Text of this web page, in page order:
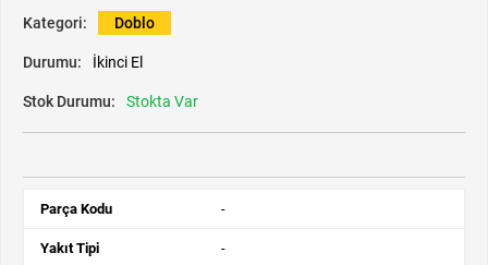
Kategori: Doblo
Durumu: İkinci El
Stok Durumu: Stokta Var
Parça Kodu -
Yakıt Tipi -